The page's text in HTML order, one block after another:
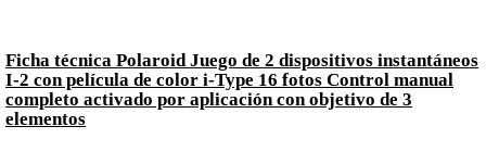
Ficha técnica Polaroid Juego de 2 dispositivos instantáneos
I-2 con película de color i-Type 16 fotos Control manual
completo activado por aplicación con objetivo de 3
elementos